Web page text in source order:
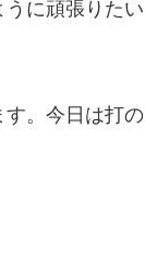
うに頑張りたい
す。今日は打の